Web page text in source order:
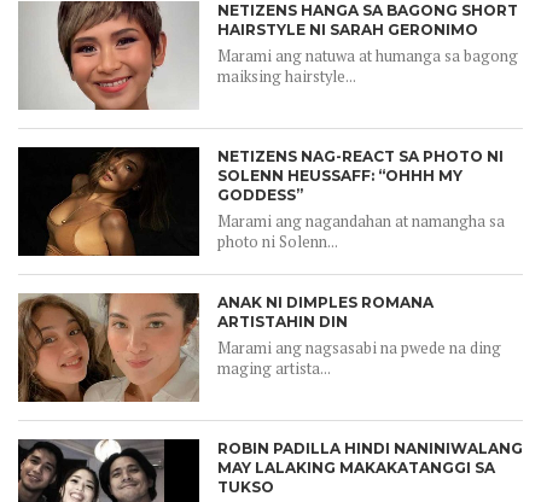
NETIZENS HANGA SA BAGONG SHORT
HAIRSTYLE NI SARAH GERONIMO
Marami ang natuwa at humanga sa bagong
maiksing hairstyle...
NETIZENS NAG-REACT SA PHOTO NI
SOLENN HEUSSAFF: “OHHH MY
GODDESS”
Marami ang nagandahan at namangha sa
photo ni Solenn...
ANAK NI DIMPLES ROMANA
ARTISTAHIN DIN
Marami ang nagsasabi na pwede na ding
maging artista...
ROBIN PADILLA HINDI NANINIWALANG
MAY LALAKING MAKAKATANGGI SA
TUKSO